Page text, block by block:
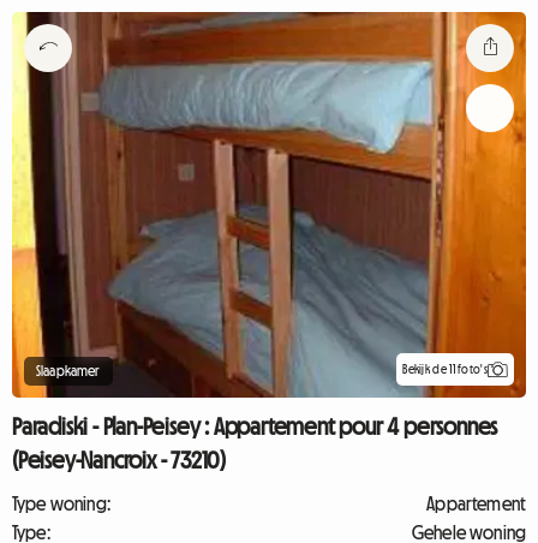
Slaapkamer Bekijk de 11 foto's
Paradiski - Plan-Peisey : Appartement pour 4 personnes
(Peisey-Nancroix - 73210)
Type woning:
Appartement
Type:
Gehele woning